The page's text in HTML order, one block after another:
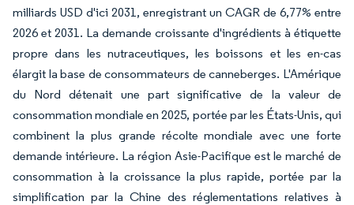
milliards USD d'ici 2031, enregistrant un CAGR de 6,77% entre
2026 et 2031. La demande croissante d'ingrédients à étiquette
propre dans les nutraceutiques, les boissons et les en-cas
élargit la base de consommateurs de canneberges. L'Amérique
du Nord détenait une part significative de la valeur de
consommation mondiale en 2025, portée par les États-Unis, qui
combinent la plus grande récolte mondiale avec une forte
demande intérieure. La région Asie-Pacifique est le marché de
consommation à la croissance la plus rapide, portée par la
simplification par la Chine des réglementations relatives à